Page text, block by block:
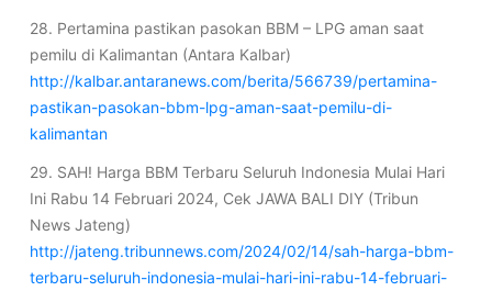
28. Pertamina pastikan pasokan BBM – LPG aman saat
pemilu di Kalimantan (Antara Kalbar)
http://kalbar.antaranews.com/berita/566739/pertamina-
pastikan-pasokan-bbm-lpg-aman-saat-pemilu-di-
kalimantan
29. SAH! Harga BBM Terbaru Seluruh Indonesia Mulai Hari
Ini Rabu 14 Februari 2024, Cek JAWA BALI DIY (Tribun
News Jateng)
http://jateng.tribunnews.com/2024/02/14/sah-harga-bbm-
terbaru-seluruh-indonesia-mulai-hari-ini-rabu-14-februari-